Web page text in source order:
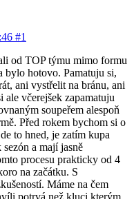
#1
od TOP týmu mimo formu
bylo hotovo. Pamatuju si,
ani vystřelit na bránu, ani
ale včerejšek zapamatuju
soupeřem alespoň
Před rokem bychom si o
to hned, je zatím kupa
a mají jasně
procesu prakticky od 4
na začátku. S
Máme na čem
potrvá než kluci kterým